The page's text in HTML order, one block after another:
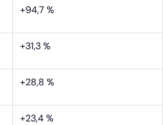
+94,7 %
+31,3 %
+28,8 %
+23,4 %